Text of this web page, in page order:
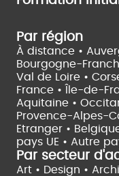
Par région
À distance •
Bourgogne-
Val de Loire •
France •
Île-de-
Aquitaine •
Provence-Alpes-
Etranger •
pays UE • Autre
Par secteur
Art • Design •